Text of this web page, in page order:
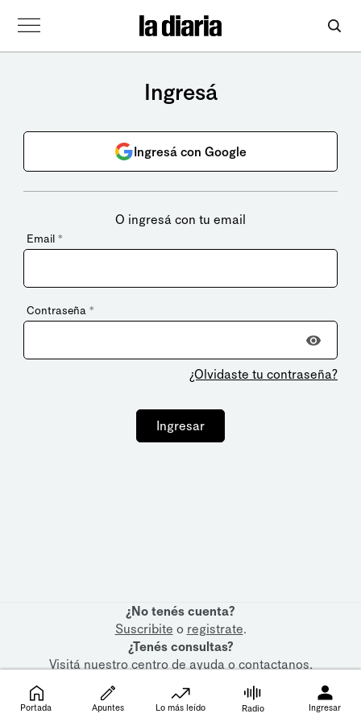
Ingresá
Ingresá con Google
O ingresá con tu email
Email *
Contraseña *
¿Olvidaste tu contraseña?
Ingresar
¿No tenés cuenta?
Suscribite o registrate.
¿Tenés consultas?
Visitá nuestrocentro de ayudaocontactanos.
Portada Apuntes Lo más leído Radio Ingresar